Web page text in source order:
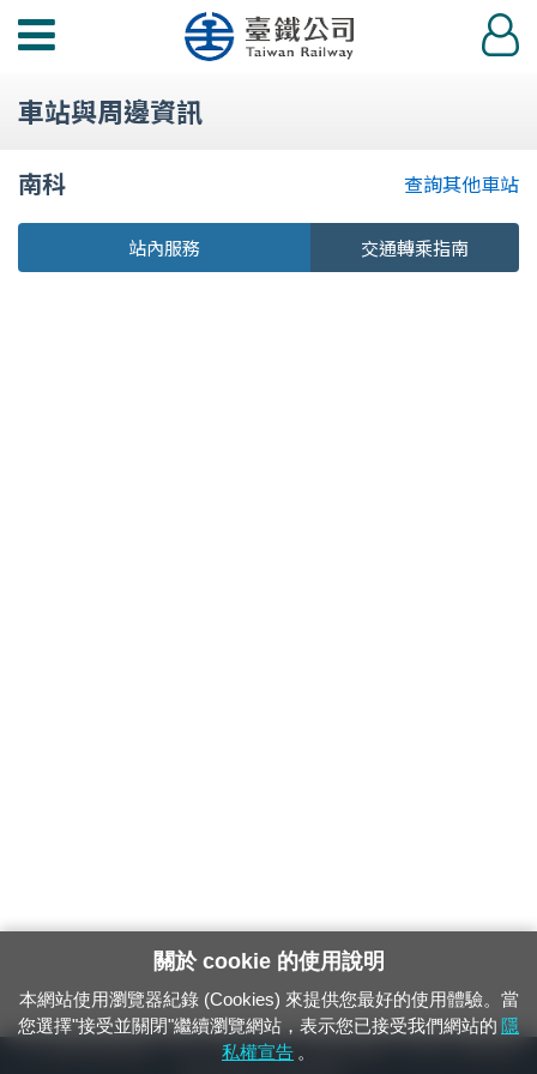
功
選
登
入
車站與周邊資訊
南科 查詢其他車站
站內服務 交通轉乘指南
24小時緊急通報電話：1933（市話、手機，僅限發現軌道、平交道、橋樑及隧
關於 cookie 的使用說明
本網站使用瀏覽器紀錄 (Cookies) 來提供您最好的使用體驗。當
您選擇"接受並關閉"繼續瀏覽網站，表示您已接受我們網站的 隱
私權宣告 。